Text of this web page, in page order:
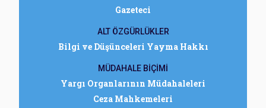
Gazeteci
ALT ÖZGÜRLÜKLER
Bilgi ve Düşünceleri Yayma Hakkı
MÜDAHALE BİÇİMİ
Yargı Organlarının Müdahaleleri
Ceza Mahkemeleri